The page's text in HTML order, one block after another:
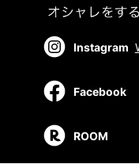
Instagram
Facebook
ROOM